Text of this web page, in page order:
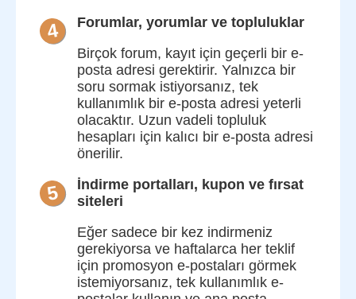
4
Forumlar, yorumlar ve topluluklar
Birçok forum, kayıt için geçerli bir e-
posta adresi gerektirir. Yalnızca bir
soru sormak istiyorsanız, tek
kullanımlık bir e-posta adresi yeterli
olacaktır. Uzun vadeli topluluk
hesapları için kalıcı bir e-posta adresi
önerilir.
5
İndirme portalları, kupon ve fırsat
siteleri
Eğer sadece bir kez indirmeniz
gerekiyorsa ve haftalarca her teklif
için promosyon e-postaları görmek
istemiyorsanız, tek kullanımlık e-